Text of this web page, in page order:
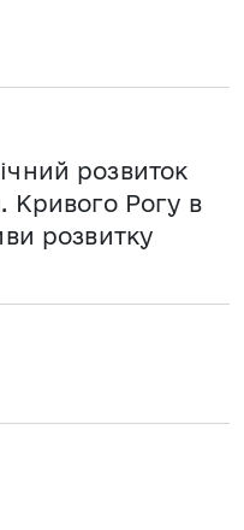
розвиток
Кривого Рогу в
розвитку